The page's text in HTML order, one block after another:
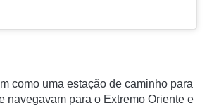
como uma estação de caminho para
navegavam para o Extremo Oriente e